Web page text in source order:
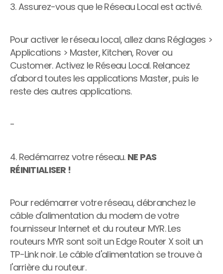
3. Assurez-vous que le Réseau Local est activé.
Pour activer le réseau local, allez dans Réglages >
Applications > Master, Kitchen, Rover ou
Customer. Activez le Réseau Local. Relancez
d'abord toutes les applications Master, puis le
reste des autres applications.
-
4. Redémarrez votre réseau. NE PAS
RÉINITIALISER !
Pour redémarrer votre réseau, débranchez le
câble d'alimentation du modem de votre
fournisseur Internet et du routeur MYR. Les
routeurs MYR sont soit un Edge Router X soit un
TP-Link noir. Le câble d'alimentation se trouve à
l'arrière du routeur.